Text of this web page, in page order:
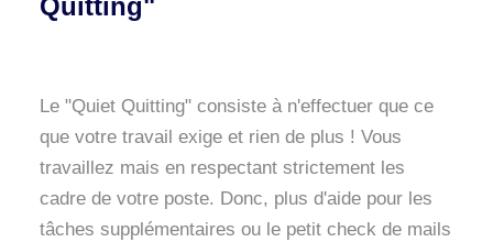
Quitting"
Le "Quiet Quitting" consiste à n'effectuer que ce
que votre travail exige et rien de plus ! Vous
travaillez mais en respectant strictement les
cadre de votre poste. Donc, plus d'aide pour les
tâches supplémentaires ou le petit check de mails